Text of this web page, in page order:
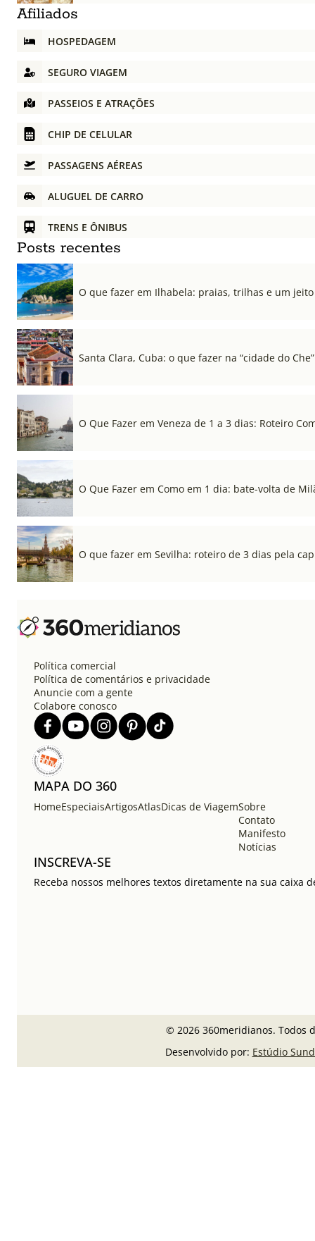
Afiliados
HOSPEDAGEM
SEGURO VIAGEM
PASSEIOS E ATRAÇÕES
CHIP DE CELULAR
PASSAGENS AÉREAS
ALUGUEL DE CARRO
TRENS E ÔNIBUS
Posts recentes
O que fazer em Ilhabela: praias, trilhas e um
Santa Clara, Cuba: o que fazer na “cidade do Che”
O Que Fazer em Veneza de 1 a 3 dias: Roteiro
O Que Fazer em Como em 1 dia: bate-volta de
O que fazer em Sevilha: roteiro de 3 dias pela
Política comercial
Política de comentários e privacidade
Anuncie com a gente
Colabore conosco
MAPA DO 360
HomeEspeciaisArtigosAtlasDicas de ViagemSobre
Contato
Manifesto
Notícias
INSCREVA-SE
Receba nossos melhores textos diretamente na sua caixa
© 2026 360meridianos. Todos
Desenvolvido por: Estúdio